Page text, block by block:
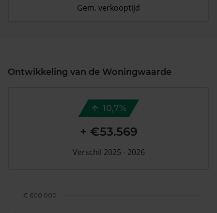
Gem. verkooptijd
Ontwikkeling van de Woningwaarde
€ 600.000
10,7%
+ €53.569
Verschil 2025 - 2026